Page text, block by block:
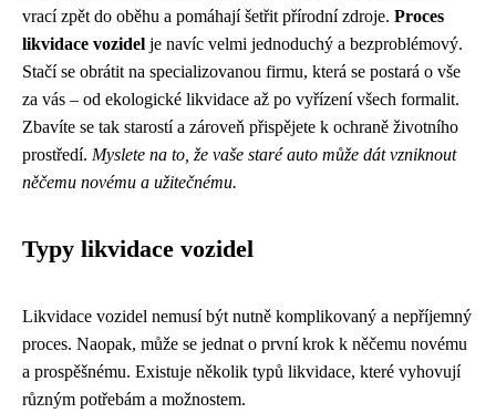
vrací zpět do oběhu a pomáhají šetřit přírodní zdroje. Proces
likvidace vozidel je navíc velmi jednoduchý a bezproblémový.
Stačí se obrátit na specializovanou firmu, která se postará o vše
za vás – od ekologické likvidace až po vyřízení všech formalit.
Zbavíte se tak starostí a zároveň přispějete k ochraně životního
prostředí. Myslete na to, že vaše staré auto může dát vzniknout
něčemu novému a užitečnému.
Typy likvidace vozidel
Likvidace vozidel nemusí být nutně komplikovaný a nepříjemný
proces. Naopak, může se jednat o první krok k něčemu novému
a prospěšnému. Existuje několik typů likvidace, které vyhovují
různým potřebám a možnostem.